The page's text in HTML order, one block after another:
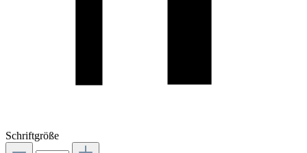
Schriftgröße